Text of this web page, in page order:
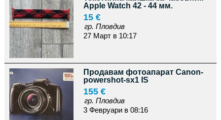
Apple Watch 42 - 44 мм.
15 €
гр. Пловдив
27 Март в 10:17
Продавам фотоапарат Canon-
powershot-sx1 IS
155 €
гр. Пловдив
3 Февруари в 08:16